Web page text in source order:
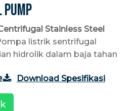
Stainless Steel
listrik sentrifugal
hidrolik dalam baja tahan
Download Spesifikasi